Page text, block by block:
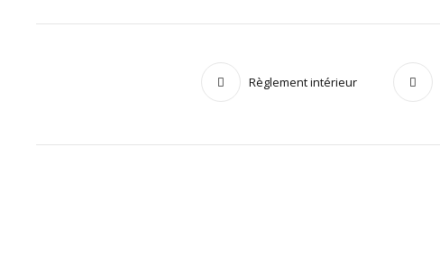
Règlement intérieur